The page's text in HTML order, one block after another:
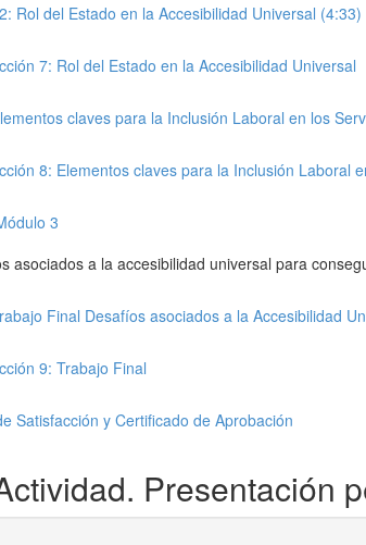
Rol del Estado en la Accesibilidad Universal (4:33)
7: Rol del Estado en la Accesibilidad Universal
claves para la Inclusión Laboral en los
8: Elementos claves para la Inclusión Laboral
3
asociados a la accesibilidad universal para
Final Desafíos asociados a la Accesibilidad
9: Trabajo Final
Satisfacción y Certificado de Aprobación
Presentación